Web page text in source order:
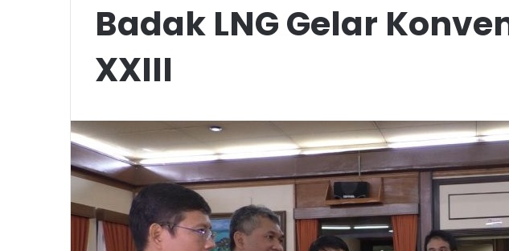
Badak LNG Gelar
XXIII